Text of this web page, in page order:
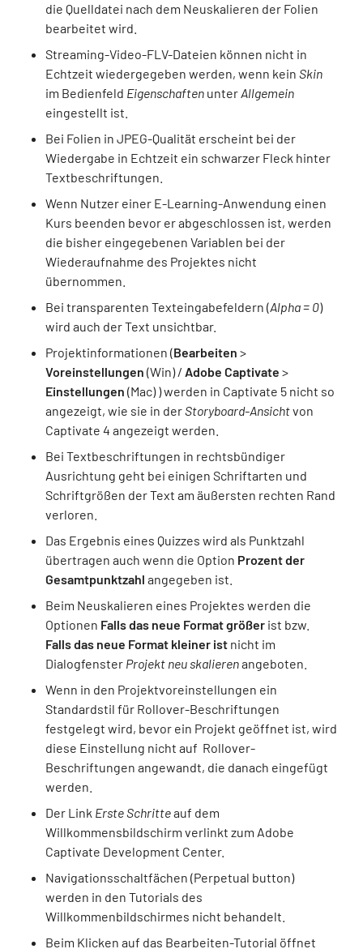
die Quelldatei nach dem Neuskalieren der Folien
bearbeitet wird.
Streaming-Video-FLV-Dateien können nicht in
Echtzeit wiedergegeben werden, wenn kein Skin
im Bedienfeld Eigenschaften unterAllgemein
eingestellt ist.
Bei Folien in JPEG-Qualität erscheint bei der
Wiedergabe in Echtzeit ein schwarzer Fleck hinter
Textbeschriftungen.
Wenn Nutzer einer E-Learning-Anwendung einen
Kurs beenden bevor er abgeschlossen ist, werden
die bisher eingegebenen Variablen bei der
Wiederaufnahme des Projektes nicht
übernommen.
Bei transparenten Texteingabefeldern (Alpha = 0)
wird auch der Text unsichtbar.
Projektinformationen (Bearbeiten >
Voreinstellungen (Win) / Adobe Captivate >
Einstellungen (Mac) ) werden in Captivate 5 nicht so
angezeigt, wie sie in derStoryboard-Ansichtvon
Captivate 4 angezeigt werden.
Bei Textbeschriftungen in rechtsbündiger
Ausrichtung geht bei einigen Schriftarten und
Schriftgrößen der Text am äußersten rechten Rand
verloren.
Das Ergebnis eines Quizzes wird als Punktzahl
übertragen auch wenn die Option Prozent der
Gesamtpunktzahl angegeben ist.
Beim Neuskalieren eines Projektes werden die
Optionen Falls das neue Format größer ist bzw.
Falls das neue Format kleiner ist nicht im
Dialogfenster Projekt neu skalierenangeboten.
Wenn in den Projektvoreinstellungen ein
Standardstil für Rollover-Beschriftungen
festgelegt wird, bevor ein Projekt geöffnet ist, wird
diese Einstellung nicht auf Rollover-
Beschriftungen angewandt, die danach eingefügt
werden.
Der Link Erste Schritteauf dem
Willkommensbildschirm verlinkt zum Adobe
Captivate Development Center.
Navigationsschaltfächen (Perpetual button)
werden in den Tutorials des
Willkommenbildschirmes nicht behandelt.
Beim Klicken auf das Bearbeiten-Tutorial öffnet